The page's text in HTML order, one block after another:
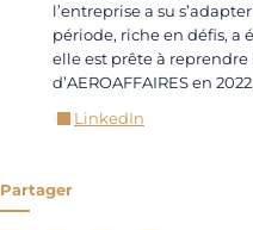
l’entreprise a su
période, riche en défis, a
elle est prête à
d’AEROAFFAIRES en 2022.
LinkedIn
Partager